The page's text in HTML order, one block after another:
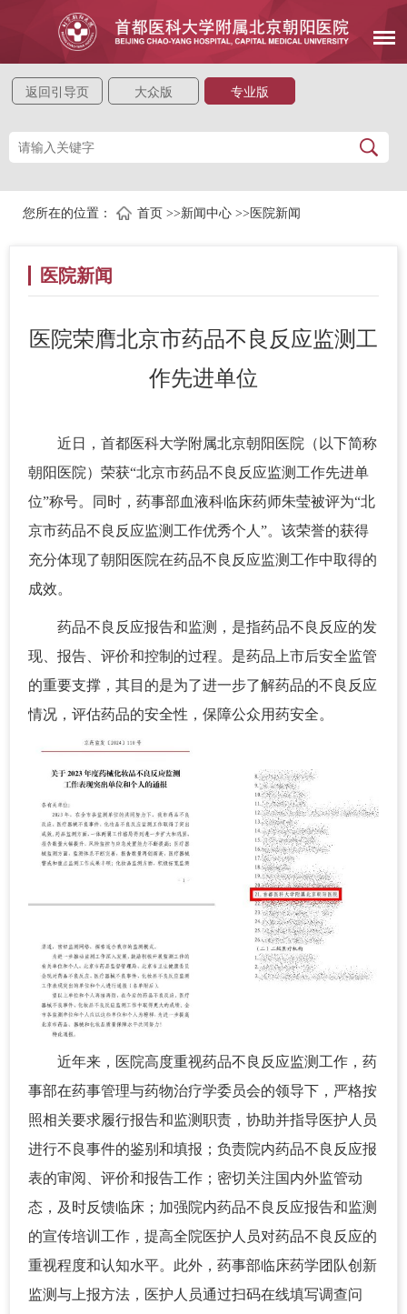
返回引导页 大众版 专业版
您所在的位置： 首页 >>新闻中心 >> 医院新闻
医院新闻
医院荣膺北京市药品不良反应监测工
作先进单位
近日，首都医科大学附属北京朝阳医院（以下简称
朝阳医院）荣获“北京市药品不良反应监测工作先进单
位”称号。同时，药事部血液科临床药师朱莹被评为“北
京市药品不良反应监测工作优秀个人”。该荣誉的获得
充分体现了朝阳医院在药品不良反应监测工作中取得的
成效。
药品不良反应报告和监测，是指药品不良反应的发
现、报告、评价和控制的过程。是药品上市后安全监管
的重要支撑，其目的是为了进一步了解药品的不良反应
情况，评估药品的安全性，保障公众用药安全。
近年来，医院高度重视药品不良反应监测工作，药
事部在药事管理与药物治疗学委员会的领导下，严格按
照相关要求履行报告和监测职责，协助并指导医护人员
进行不良事件的鉴别和填报；负责院内药品不良反应报
表的审阅、评价和报告工作；密切关注国内外监管动
态，及时反馈临床；加强院内药品不良反应报告和监测
的宣传培训工作，提高全院医护人员对药品不良反应的
重视程度和认知水平。此外，药事部临床药学团队创新
监测与上报方法，医护人员通过扫码在线填写调查问